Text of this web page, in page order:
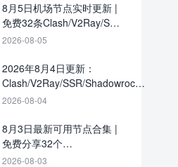
8月5日机场节点实时更新 |
免费32条Clash/V2Ray/SSR
订阅链接分享
2026-08-05
2026年8月4日更新：
Clash/V2Ray/SSR/Shadowrocket
共39条免费节点
2026-08-04
8月3日最新可用节点合集 |
免费分享32个
Clash/V2Ray/SSR订阅链接
2026-08-03